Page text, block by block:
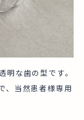
な歯の型です。
、当然患者様専用